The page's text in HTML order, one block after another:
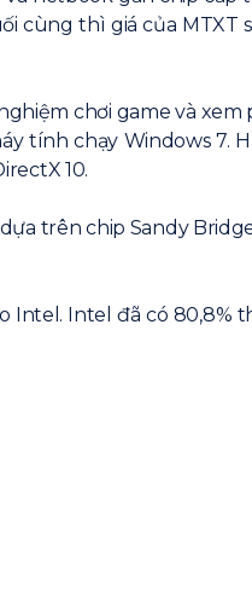
cùng thì giá của MTXT
chơi game và xem
tính chạy Windows 7.
10.
trên chip Sandy
Intel. Intel đã có 80,8%